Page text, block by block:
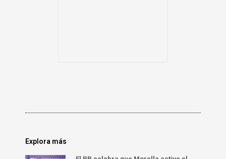
Explora más